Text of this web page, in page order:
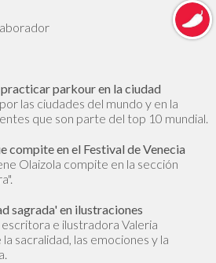
parkour en la ciudad
las ciudades del mundo y en la
que son parte del top 10 mundial.
compite en el Festival de Venecia
Olaizola compite en la sección
sagrada' en ilustraciones
e ilustradora Valeria
sacralidad, las emociones y la